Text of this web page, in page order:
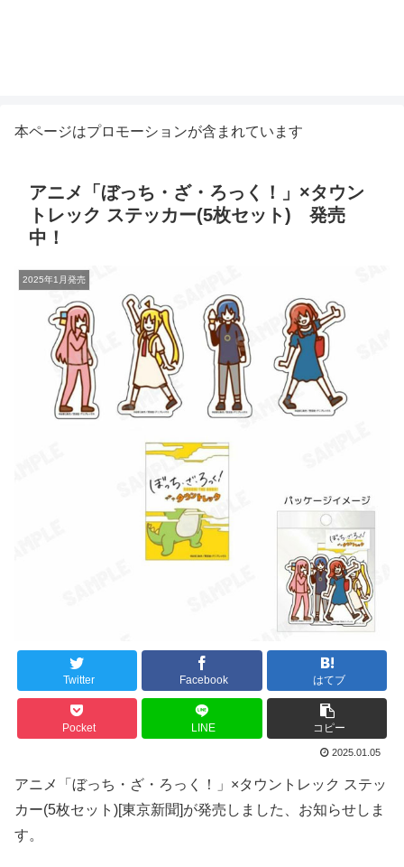
本ページはプロモーションが含まれています
アニメ「ぼっち・ざ・ろっく！」×タウン
トレック ステッカー(5枚セット) 発売
中！
2025年1月発売
Twitter Facebook はてブ
Pocket LINE コピー
2025.01.05
アニメ「ぼっち・ざ・ろっく！」×タウントレック ステッ
カー(5枚セット)[東京新聞]が発売しました、お知らせしま
す。